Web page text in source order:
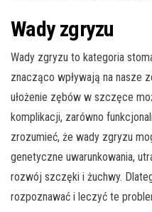
Wady zgryzu
Wady zgryzu to kategoria
znacząco wpływają na nasze
ułożenie zębów w szczęce
komplikacji, zarówno
zrozumieć, że wady zgryzu
genetyczne uwarunkowania,
rozwój szczęki i żuchwy.
rozpoznawać i leczyć te